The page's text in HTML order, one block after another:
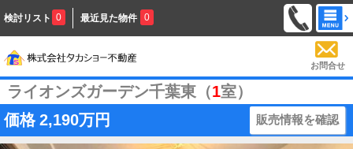
検討リスト 0 最近見た物件 0
お問合せ
ライオンズガーデン千葉東（1室）
価格 2,190万円 販売情報を確認